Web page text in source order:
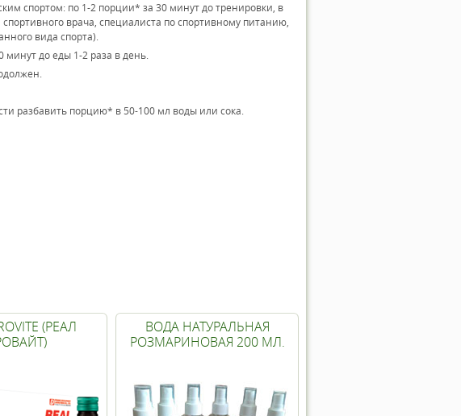
спортом: по 1-2 порции* за 30 минут до тренировки, в
врача, специалиста по спортивному питанию,
вида спорта).
до еды 1-2 раза в день.
разбавить порцию* в 50-100 мл воды или сока.
(РЕАЛ
ВОДА НАТУРАЛЬНАЯ
РОЗМАРИНОВАЯ 200 МЛ.